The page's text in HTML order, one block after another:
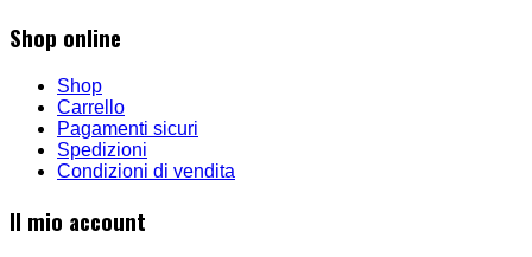
Shop online
Shop
Carrello
Pagamenti sicuri
Spedizioni
Condizioni di vendita
Il mio account